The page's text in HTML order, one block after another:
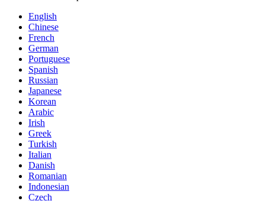
English
Chinese
French
German
Portuguese
Spanish
Russian
Japanese
Korean
Arabic
Irish
Greek
Turkish
Italian
Danish
Romanian
Indonesian
Czech